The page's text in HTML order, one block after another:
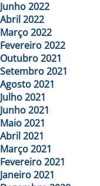
Junho 2022
Abril 2022
Março 2022
Fevereiro 2022
Outubro 2021
Setembro 2021
Agosto 2021
Julho 2021
Junho 2021
Maio 2021
Abril 2021
Março 2021
Fevereiro 2021
Janeiro 2021